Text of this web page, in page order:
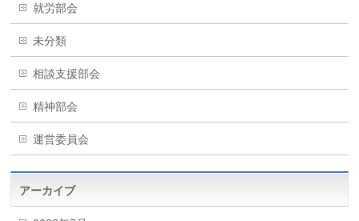
就労部会
未分類
相談支援部会
精神部会
運営委員会
アーカイブ